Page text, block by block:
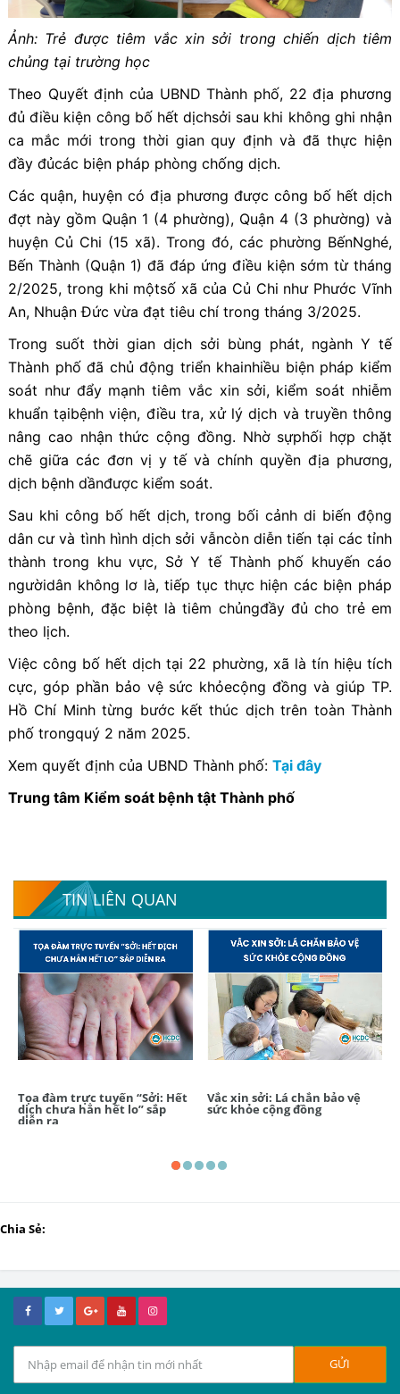
Ảnh: Trẻ được tiêm vắc xin sởi trong chiến dịch tiêm
chủng tại trường học
Theo Quyết định của UBND Thành phố, 22 địa phương
đủ điều kiện công bố hết dịchsởi sau khi không ghi nhận
ca mắc mới trong thời gian quy định và đã thực hiện
đầy đủcác biện pháp phòng chống dịch.
Các quận, huyện có địa phương được công bố hết dịch
đợt này gồm Quận 1 (4 phường), Quận 4 (3 phường) và
huyện Củ Chi (15 xã). Trong đó, các phường BếnNghé,
Bến Thành (Quận 1) đã đáp ứng điều kiện sớm từ tháng
2/2025, trong khi mộtsố xã của Củ Chi như Phước Vĩnh
An, Nhuận Đức vừa đạt tiêu chí trong tháng 3/2025.
Trong suốt thời gian dịch sởi bùng phát, ngành Y tế
Thành phố đã chủ động triển khainhiều biện pháp kiểm
soát như đẩy mạnh tiêm vắc xin sởi, kiểm soát nhiễm
khuẩn tạibệnh viện, điều tra, xử lý dịch và truyền thông
nâng cao nhận thức cộng đồng. Nhờ sựphối hợp chặt
chẽ giữa các đơn vị y tế và chính quyền địa phương,
dịch bệnh dầnđược kiểm soát.
Sau khi công bố hết dịch, trong bối cảnh di biến động
dân cư và tình hình dịch sởi vẫncòn diễn tiến tại các tỉnh
thành trong khu vực, Sở Y tế Thành phố khuyến cáo
ngườidân không lơ là, tiếp tục thực hiện các biện pháp
phòng bệnh, đặc biệt là tiêm chủngđầy đủ cho trẻ em
theo lịch.
Việc công bố hết dịch tại 22 phường, xã là tín hiệu tích
cực, góp phần bảo vệ sức khỏecộng đồng và giúp TP.
Hồ Chí Minh từng bước kết thúc dịch trên toàn Thành
phố trongquý 2 năm 2025.
Xem quyết định của UBND Thành phố: Tại đây
Trung tâm Kiểm soát bệnh tật Thành phố
TIN LIÊN QUAN
Tọa đàm trực tuyến “Sởi: Hết
dịch chưa hẳn hết lo” sắp
diễn ra
Vắc xin sởi: Lá chắn bảo vệ
sức khỏe cộng đồng
Chia Sẻ: